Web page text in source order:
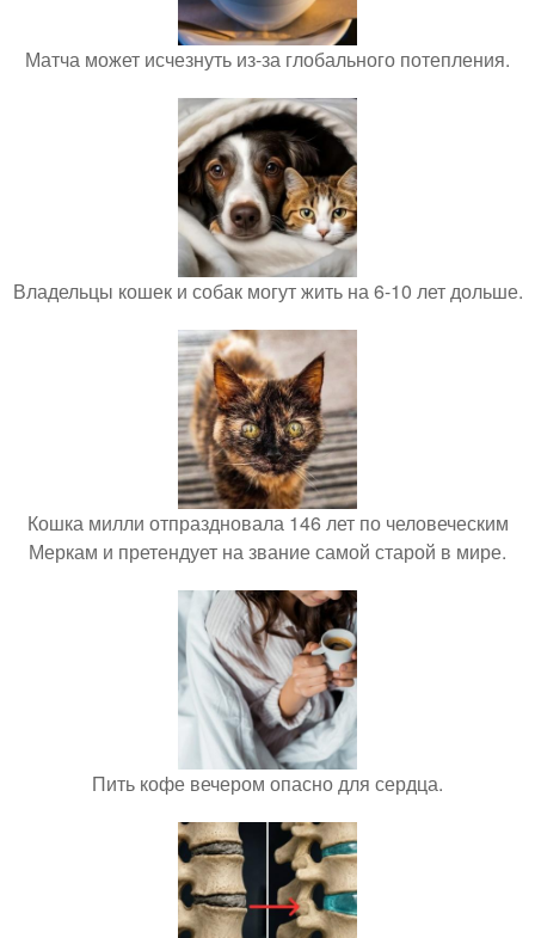
Матча может исчезнуть из-за глобального потепления.
Владельцы кошек и собак могут жить на 6-10 лет дольше.
Кошка милли отпраздновала 146 лет по человеческим
Меркам и претендует на звание самой старой в мире.
Пить кофе вечером опасно для сердца.